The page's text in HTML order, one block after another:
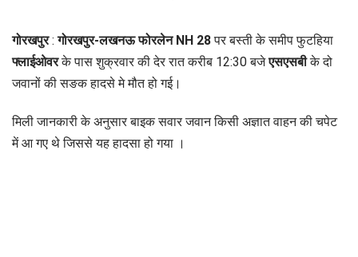
गोरखपुर:गोरखपुर-लखनऊ फोरलेन NH 28पर बस्ती के समीप फुटहिया
फ्लाईओवरके पास शुक्रवार की देर रात करीब 12:30 बजेएसएसबीके दो
जवानों की सङक हादसे मे मौत हो गई।
मिली जानकारी के अनुसार बाइक सवार जवान किसी अज्ञात वाहन की चपेट
में आ गए थे जिससे यह हादसा हो गया ।